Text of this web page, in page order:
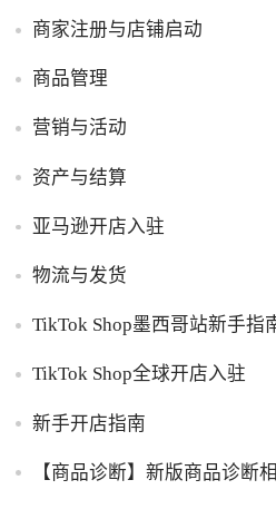
商家注册与店铺启动
商品管理
营销与活动
资产与结算
亚马逊开店入驻
物流与发货
TikTok Shop墨西哥站新手指
TikTok Shop全球开店入驻
新手开店指南
【商品诊断】新版商品诊断